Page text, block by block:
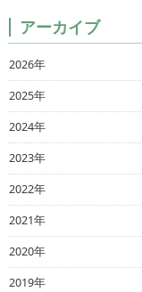
アーカイブ
2026年
2025年
2024年
2023年
2022年
2021年
2020年
2019年